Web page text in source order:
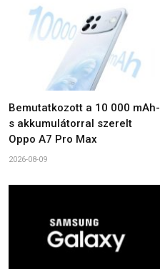
Bemutatkozott a 10 000 mAh-
s akkumulátorral szerelt
Oppo A7 Pro Max
2026-08-09